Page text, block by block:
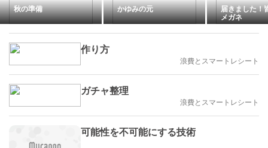
秋の準備 かゆみの元 届きました！
メガネ
作り方
浪費とスマートレシート
ガチャ整理
浪費とスマートレシート
可能性を不可能にする技術